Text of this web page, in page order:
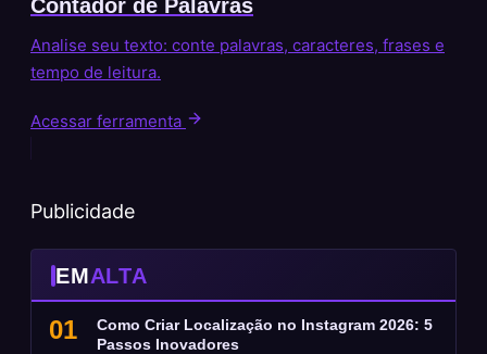
Contador de Palavras
Analise seu texto: conte palavras, caracteres, frases e
tempo de leitura.
Acessar ferramenta
Publicidade
EMALTA
01
Como Criar Localização no Instagram 2026: 5
Passos Inovadores